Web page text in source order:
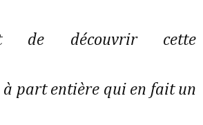
de découvrir cette
part entière qui en fait un